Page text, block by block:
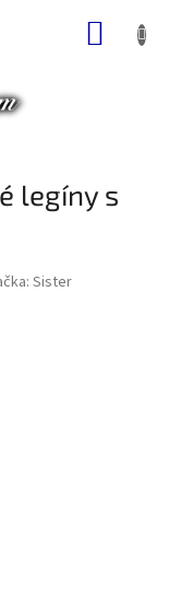
legíny s
Sister